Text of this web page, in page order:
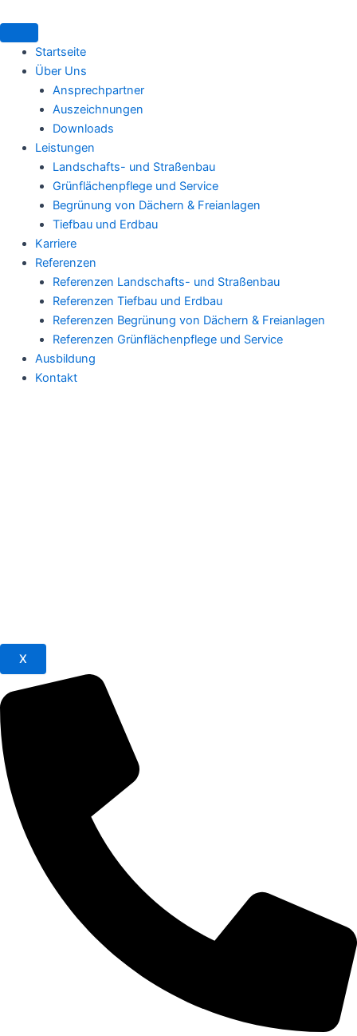
Inhalt
springenStartseite
Über Uns
Ansprechpartner
Auszeichnungen
Downloads
Leistungen
Landschafts- und Straßenbau
Grünflächenpflege und Service
Begrünung von Dächern & Freianlagen
Tiefbau und Erdbau
Karriere
Referenzen
Referenzen Landschafts- und Straßenbau
Referenzen Tiefbau und Erdbau
Referenzen Begrünung von Dächern & Freianlagen
Referenzen Grünflächenpflege und Service
Ausbildung
Kontakt
X